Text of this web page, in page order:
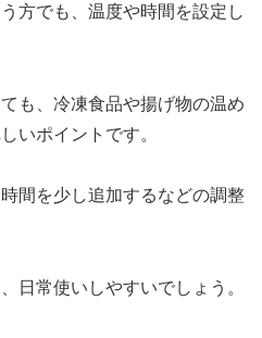
方でも、温度や時間を設定し
も、冷凍食品や揚げ物の温め
いポイントです。
間を少し追加するなどの調整
日常使いしやすいでしょう。